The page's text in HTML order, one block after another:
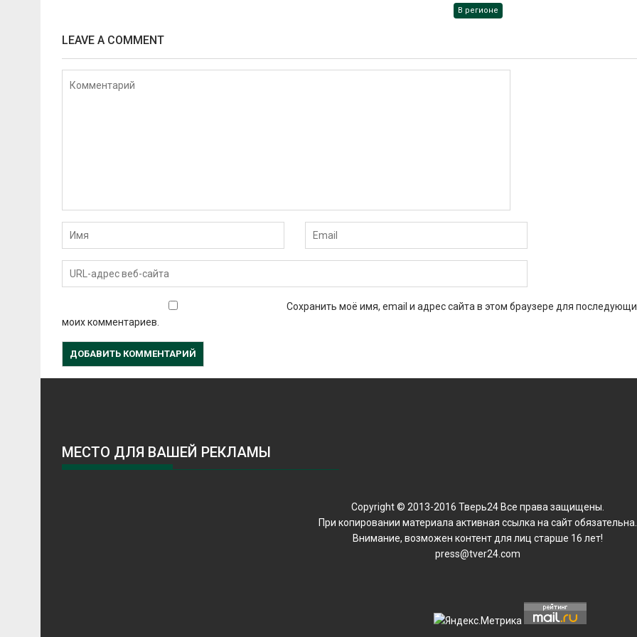
В регионе
LEAVE A COMMENT
Сохранить моё имя, email и адрес сайта в этом браузере для
моих комментариев.
МЕСТО ДЛЯ ВАШЕЙ РЕКЛАМЫ
Copyright © 2013-2016 Тверь24 Все права защищены.
При копировании материала активная ссылка на сайт обязательна.
Внимание, возможен контент для лиц старше 16 лет!
press@tver24.com